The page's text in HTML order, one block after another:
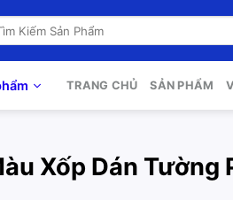
TRANG CHỦ SẢN PHẨM
Xốp Dán